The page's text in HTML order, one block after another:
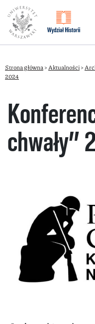
Strona główna>Aktualności>
2024
chwały”